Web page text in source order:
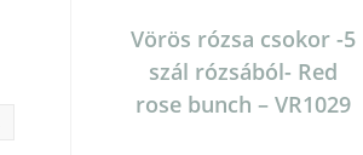
Vörös rózsa csokor -5
szál rózsából- Red
rose bunch – VR1029